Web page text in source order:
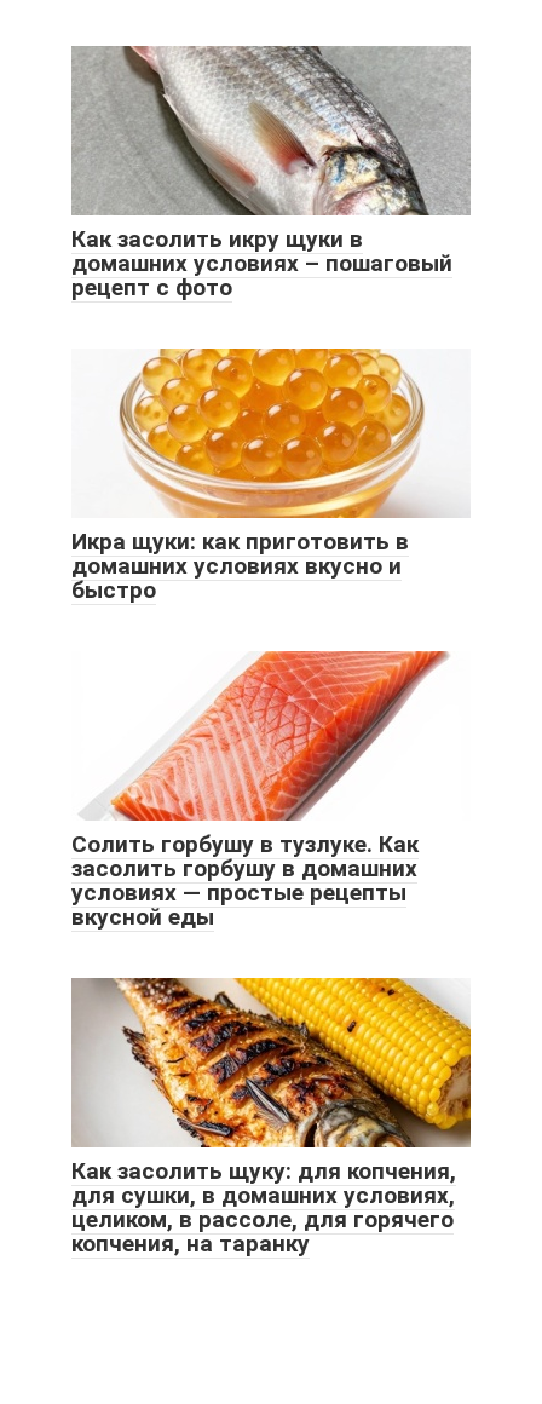
Как засолить икру щуки в
домашних условиях – пошаговый
рецепт с фото
Икра щуки: как приготовить в
домашних условиях вкусно и
быстро
Солить горбушу в тузлуке. Как
засолить горбушу в домашних
условиях — простые рецепты
вкусной еды
Как засолить щуку: для копчения,
для сушки, в домашних условиях,
целиком, в рассоле, для горячего
копчения, на таранку